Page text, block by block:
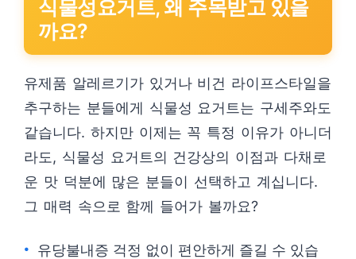
식물성요거트, 왜 주목받고 있을
까요?
유제품 알레르기가 있거나 비건 라이프스타일을
추구하는 분들에게 식물성 요거트는 구세주와도
같습니다. 하지만 이제는 꼭 특정 이유가 아니더
라도, 식물성 요거트의 건강상의 이점과 다채로
운 맛 덕분에 많은 분들이 선택하고 계십니다.
그 매력 속으로 함께 들어가 볼까요?
유당불내증 걱정 없이 편안하게 즐길 수 있습